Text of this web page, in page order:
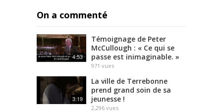
On a commenté
4:53
Témoignage de Peter
McCullough : « Ce qui se
passe est inimaginable. »
971 vues
3:19
La ville de Terrebonne
prend grand soin de sa
jeunesse !
2,296 vues